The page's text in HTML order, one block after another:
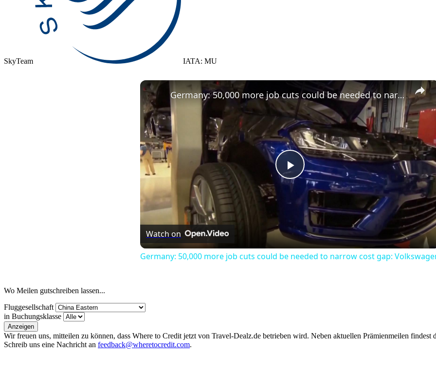
SkyTeam IATA: MU
×
Play
Video
Germany: 50,000 more job cuts could be needed to narrow cost gap: Volkswagen CEO.
Watch on
Germany: 50,000 more job cuts could be needed to narrow cost gap:
Wo Meilen gutschreiben lassen...
Fluggesellschaft
in Buchungsklasse
Anzeigen
Wir freuen uns, mitteilen zu können, dass Where to Credit jetzt von Travel-Dealz.de betrieben wird. Neben aktuellen Prämienmeilen findest
Schreib uns eine Nachricht an feedback@wheretocredit.com.